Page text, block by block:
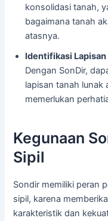
konsolidasi tanah,
bagaimana tanah
atasnya.
Identifikasi Lapisan
Dengan SonDir,
lapisan tanah lunak
memerlukan
Kegunaan
Sipil
Sondir memiliki peran
sipil, karena
karakteristik dan